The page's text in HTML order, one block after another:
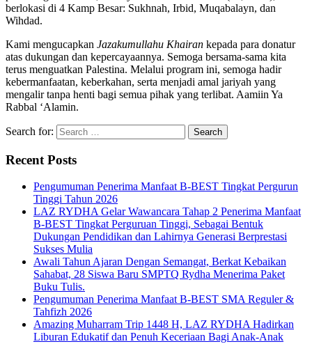
berlokasi di 4 Kamp Besar: Sukhnah, Irbid, Muqabalayn, dan
Wihdad.
Kami mengucapkan Jazakumullahu Khairan kepada para donatur
atas dukungan dan kepercayaannya. Semoga bersama-sama kita
terus menguatkan Palestina. Melalui program ini, semoga hadir
kebermanfaatan, keberkahan, serta menjadi amal jariyah yang
mengalir tanpa henti bagi semua pihak yang terlibat. Aamiin Ya
Rabbal ‘Alamin.
Search for:
Recent Posts
Pengumuman Penerima Manfaat B-BEST Tingkat Pergurun
Tinggi Tahun 2026
LAZ RYDHA Gelar Wawancara Tahap 2 Penerima Manfaat
B-BEST Tingkat Perguruan Tinggi, Sebagai Bentuk
Dukungan Pendidikan dan Lahirnya Generasi Berprestasi
Sukses Mulia
Awali Tahun Ajaran Dengan Semangat, Berkat Kebaikan
Sahabat, 28 Siswa Baru SMPTQ Rydha Menerima Paket
Buku Tulis.
Pengumuman Penerima Manfaat B-BEST SMA Reguler &
Tahfizh 2026
Amazing Muharram Trip 1448 H, LAZ RYDHA Hadirkan
Liburan Edukatif dan Penuh Keceriaan Bagi Anak-Anak